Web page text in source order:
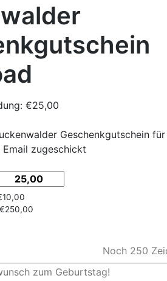
€25,00
Geschenkgutschein
zugeschickt
10,00
€250,00
Noch 250